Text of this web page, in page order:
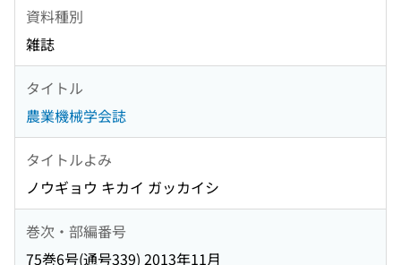
資料種別
雑誌
タイトル
農業機械学会誌
タイトルよみ
ノウギョウ キカイ ガッカイシ
巻次・部編番号
75巻6号(通号339) 2013年11月